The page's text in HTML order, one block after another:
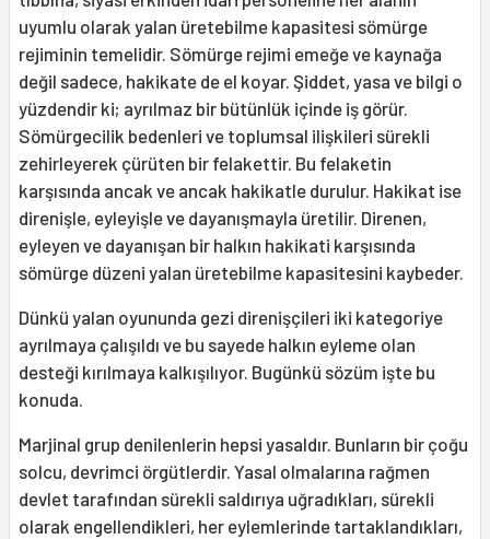
uyumlu olarak yalan üretebilme kapasitesi sömürge
rejiminin temelidir. Sömürge rejimi emeğe ve kaynağa
değil sadece, hakikate de el koyar. Şiddet, yasa ve bilgi o
yüzdendir ki; ayrılmaz bir bütünlük içinde iş görür.
Sömürgecilik bedenleri ve toplumsal ilişkileri sürekli
zehirleyerek çürüten bir felakettir. Bu felaketin
karşısında ancak ve ancak hakikatle durulur. Hakikat ise
direnişle, eyleyişle ve dayanışmayla üretilir. Direnen,
eyleyen ve dayanışan bir halkın hakikati karşısında
sömürge düzeni yalan üretebilme kapasitesini kaybeder.
Dünkü yalan oyununda gezi direnişçileri iki kategoriye
ayrılmaya çalışıldı ve bu sayede halkın eyleme olan
desteği kırılmaya kalkışılıyor. Bugünkü sözüm işte bu
konuda.
Marjinal grup denilenlerin hepsi yasaldır. Bunların bir çoğu
solcu, devrimci örgütlerdir. Yasal olmalarına rağmen
devlet tarafından sürekli saldırıya uğradıkları, sürekli
olarak engellendikleri, her eylemlerinde tartaklandıkları,